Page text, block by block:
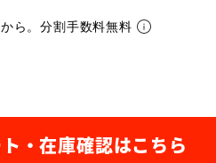
から。分割手数料無料